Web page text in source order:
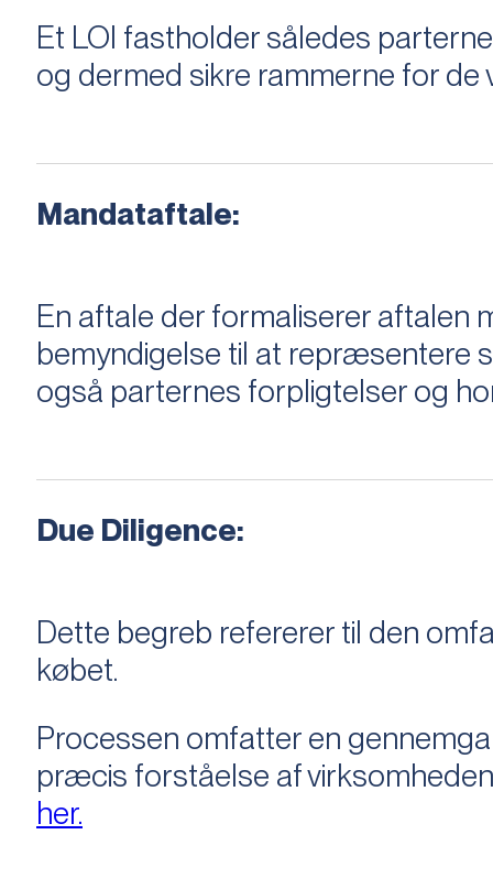
Et LOI fastholder således
og dermed sikre rammerne for de
Mandataftale:
En aftale der formaliserer
bemyndigelse til at repræsentere
også parternes forpligtelser og
Due Diligence:
Dette begreb refererer til den
købet.
Processen omfatter en
præcis forståelse af
her.